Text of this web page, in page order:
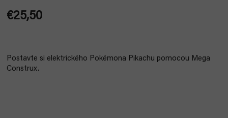
€25,50
Postavte si elektrického Pokémona Pikachu pomocou Mega
Construx.